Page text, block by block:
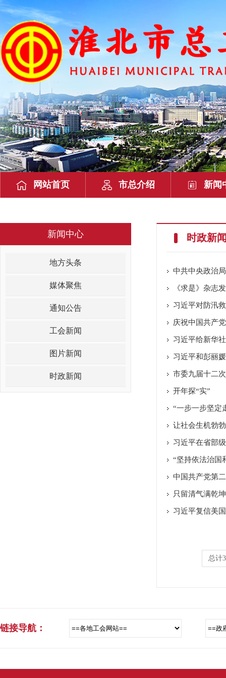
网站首页 市总介绍 新闻
新闻中心
地方头条
媒体聚焦
通知公告
工会新闻
图片新闻
时政新闻
时政新
《求是》杂志
习近平对防汛
庆祝中国共产
习近平给新华
习近平和彭丽
开年探“实”
“一步一步坚定
让社会生机勃
“坚持依法治国
中国共产党第
只留清气满乾
习近平复信美
总计
链接导航：